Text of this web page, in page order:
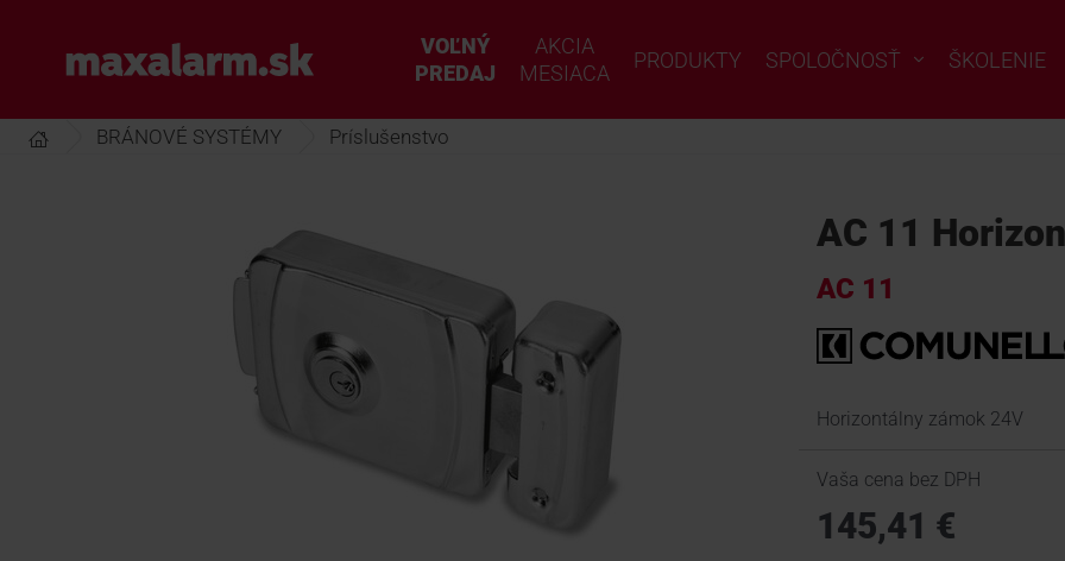
hlavnému
www.maxalarm.sk
VOĽNÝ
PREDAJ
AKCIA
MESIACA
PRODUKTY SPOLOČNOSŤ ŠKOLENIE
BRÁNOVÉ SYSTÉMY Príslušenstvo
AC 11
AC 11
Horizontálny zámok 24V
Vaša cena bez DPH
145,41 €